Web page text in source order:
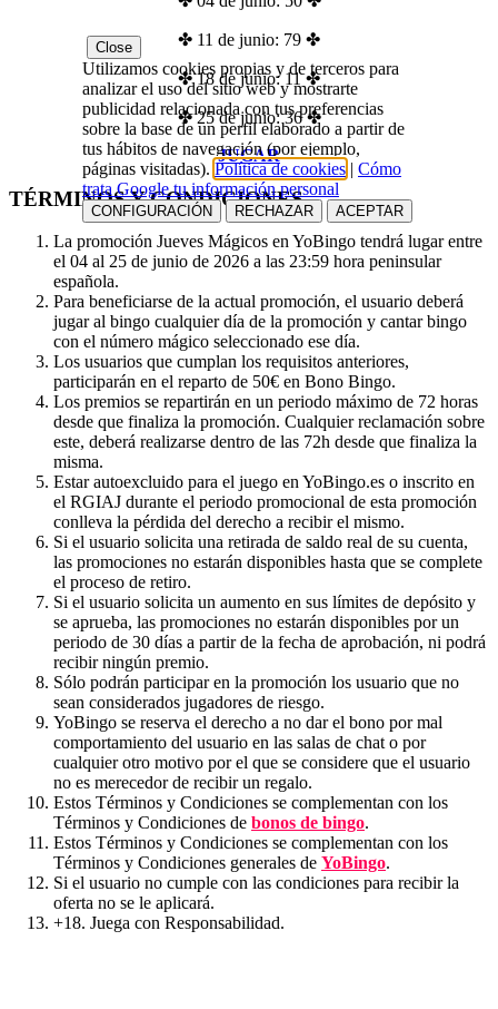
✤ 11 de junio: 79 ✤
✤ 18 de junio: 11 ✤
✤ 25 de junio: 36 ✤
JUGAR
TÉRMINOS Y CONDICIONES
La promoción Jueves Mágicos en YoBingo tendrá lugar entre
el 04 al 25 de junio de 2026 a las 23:59 hora peninsular
española.
Para beneficiarse de la actual promoción, el usuario deberá
jugar al bingo cualquier día de la promoción y cantar bingo
con el número mágico seleccionado ese día.
Los usuarios que cumplan los requisitos anteriores,
participarán en el reparto de 50€ en Bono Bingo.
Los premios se repartirán en un periodo máximo de 72 horas
desde que finaliza la promoción. Cualquier reclamación sobre
este, deberá realizarse dentro de las 72h desde que finaliza la
misma.
Estar autoexcluido para el juego en YoBingo.es o inscrito en
el RGIAJ durante el periodo promocional de esta promoción
conlleva la pérdida del derecho a recibir el mismo.
Si el usuario solicita una retirada de saldo real de su cuenta,
las promociones no estarán disponibles hasta que se complete
el proceso de retiro.
Si el usuario solicita un aumento en sus límites de depósito y
se aprueba, las promociones no estarán disponibles por un
periodo de 30 días a partir de la fecha de aprobación, ni podrá
recibir ningún premio.
Sólo podrán participar en la promoción los usuario que no
sean considerados jugadores de riesgo.
YoBingo se reserva el derecho a no dar el bono por mal
comportamiento del usuario en las salas de chat o por
cualquier otro motivo por el que se considere que el usuario
no es merecedor de recibir un regalo.
Estos Términos y Condiciones se complementan con los
Términos y Condiciones de bonos de bingo.
Estos Términos y Condiciones se complementan con los
Términos y Condiciones generales de YoBingo.
Si el usuario no cumple con las condiciones para recibir la
oferta no se le aplicará.
+18. Juega con Responsabilidad.
Close
Utilizamos cookies propias y de terceros para
analizar el uso del sitio web y mostrarte
publicidad relacionada con tus preferencias
sobre la base de un perfil elaborado a partir de
tus hábitos de navegación (por ejemplo,
páginas visitadas). Política de cookies | Cómo
trata Google tu información personal
CONFIGURACIÓN RECHAZAR ACEPTAR